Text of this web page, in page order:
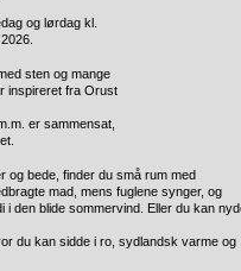
og lørdag kl.
sten og mange
inspireret fra Orust
er sammensat,
og bede, finder du små rum med
mad, mens fuglene synger, og
den blide sommervind. Eller du kan
du kan sidde i ro, sydlandsk varme og